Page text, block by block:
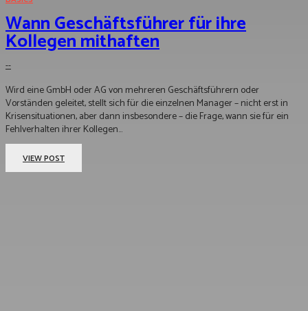
Wann Geschäftsführer für ihre
Kollegen mithaften
--
Wird eine GmbH oder AG von mehreren Geschäftsführern oder
Vorständen geleitet, stellt sich für die einzelnen Manager – nicht erst in
Krisensituationen, aber dann insbesondere – die Frage, wann sie für ein
Fehlverhalten ihrer Kollegen...
VIEW POST